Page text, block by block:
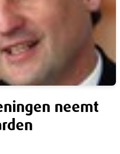
neemt